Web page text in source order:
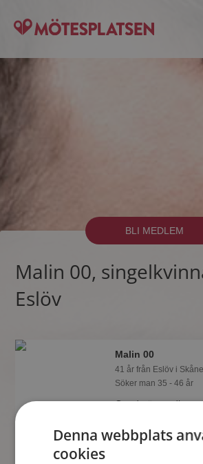
BLI MEDLEM
Malin 00,
Eslöv
Malin 00
41 år från Eslöv i
Söker man 35 - 46 år
Om du är medlem
någon av alla de
Kanske passar ni
Denna webbplats
cookies